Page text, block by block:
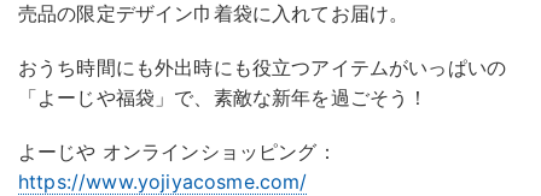
売品の限定デザイン巾着袋に入れてお届け。
おうち時間にも外出時にも役立つアイテムがいっぱいの
「よーじや福袋」で、素敵な新年を過ごそう！
よーじや オンラインショッピング：
https://www.yojiyacosme.com/